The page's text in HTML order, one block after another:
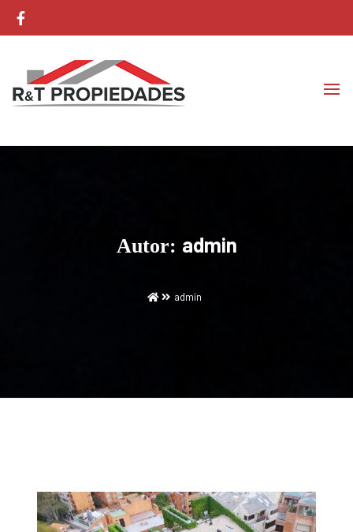
Autor: admin
admin